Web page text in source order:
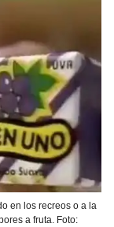
en los recreos o a la
a fruta. Foto: